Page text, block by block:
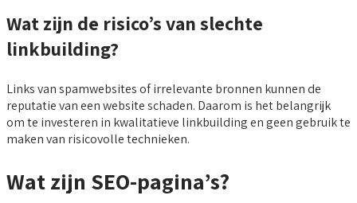
Wat zijn de risico’s van slechte
linkbuilding?
Links van spamwebsites of irrelevante bronnen kunnen de
reputatie van een website schaden. Daarom is het belangrijk
om te investeren in kwalitatieve linkbuilding en geen gebruik te
maken van risicovolle technieken.
Wat zijn SEO-pagina’s?